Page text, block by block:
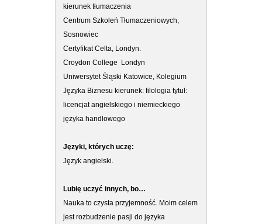
kierunek tłumaczenia
Centrum Szkoleń Tłumaczeniowych,
Sosnowiec
Certyfikat Celta, Londyn.
Croydon College Londyn
Uniwersytet Śląski Katowice, Kolegium
Języka Biznesu kierunek: filologia tytuł:
licencjat angielskiego i niemieckiego
języka handlowego
Języki, których uczę:
Język angielski.
Lubię uczyć innych, bo…
Nauka to czysta przyjemność. Moim celem
jest rozbudzenie pasji do języka